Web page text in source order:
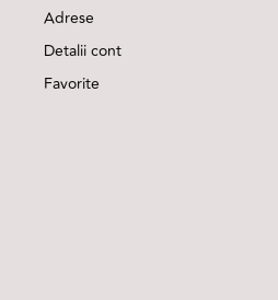
Adrese
Detalii cont
Favorite